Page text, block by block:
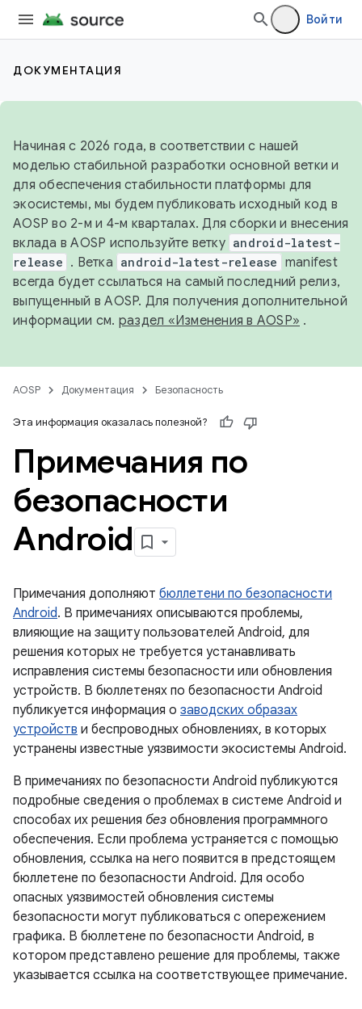
Войти
ДОКУМЕНТАЦИЯ
Начиная с 2026 года, в соответствии с нашей
моделью стабильной разработки основной ветки и
для обеспечения стабильности платформы для
экосистемы, мы будем публиковать исходный код в
AOSP во 2-м и 4-м кварталах. Для сборки и внесения
вклада в AOSP используйте ветку android-latest-
release . Ветка android-latest-release manifest
всегда будет ссылаться на самый последний релиз,
выпущенный в AOSP. Для получения дополнительной
информации см. раздел «Изменения в AOSP» .
AOSP Документация Безопасность
Эта информация оказалась полезной?
Примечания по
безопасности
Android
Примечания дополняют бюллетени по безопасности
Android. В примечаниях описываются проблемы,
влияющие на защиту пользователей Android, для
решения которых не требуется устанавливать
исправления системы безопасности или обновления
устройств. В бюллетенях по безопасности Android
публикуется информация о заводских образах
устройств и беспроводных обновлениях, в которых
устранены известные уязвимости экосистемы Android.
В примечаниях по безопасности Android публикуются
подробные сведения о проблемах в системе Android и
способах их решения без обновления программного
обеспечения. Если проблема устраняется с помощью
обновления, ссылка на него появится в предстоящем
бюллетене по безопасности Android. Для особо
опасных уязвимостей обновления системы
безопасности могут публиковаться с опережением
графика. В бюллетене по безопасности Android, в
котором представлено решение для проблемы, также
указывается ссылка на соответствующее примечание.